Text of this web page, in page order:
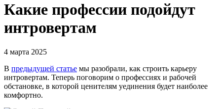
Какие профессии подойдут
интровертам
4 марта 2025
В предыдущей статье мы разобрали, как строить карьеру
интровертам. Теперь поговорим о профессиях и рабочей
обстановке, в которой ценителям уединения будет наиболее
комфортно.